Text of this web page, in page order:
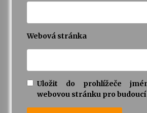
Webová stránka
Uložit do prohlížeče
webovou stránku pro